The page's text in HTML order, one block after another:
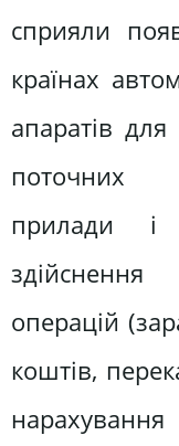
сприяли
країнах
апаратів
поточних
прилади і
операцій
коштів,